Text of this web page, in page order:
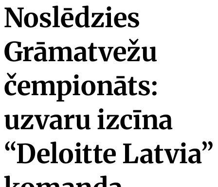
Noslēdzies
Grāmatvežu
čempionāts:
uzvaru izcīna
“Deloitte Latvia”